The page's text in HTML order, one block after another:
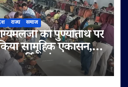
राज्य समाज
की पुण्यतिथि पर
सामूहिक एकासन,
चतुर्विध संघ